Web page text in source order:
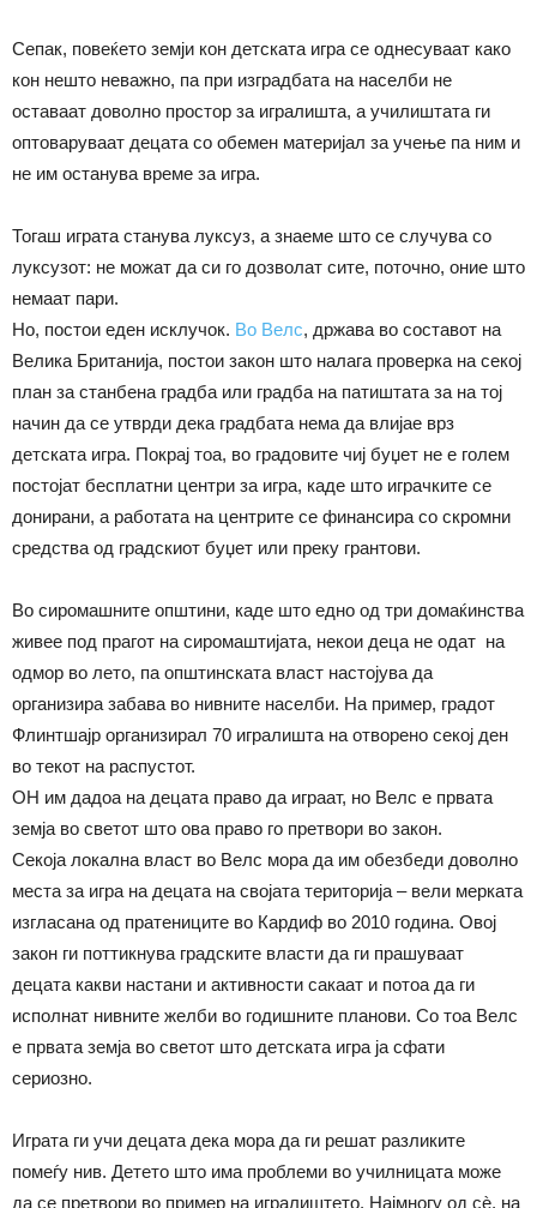
Сепак, повеќето земји кон детската игра се однесуваат како
кон нешто неважно, па при изградбата на населби не
оставаат доволно простор за игралишта, а училиштата ги
оптоваруваат децата со обемен материјал за учење па ним и
не им останува време за игра.
Тогаш играта станува луксуз, а знаеме што се случува со
луксузот: не можат да си го дозволат сите, поточно, оние што
немаат пари.
Но, постои еден исклучок. Во Велс, држава во составот на
Велика Британија, постои закон што налага проверка на секој
план за станбена градба или градба на патиштата за на тој
начин да се утврди дека градбата нема да влијае врз
детската игра. Покрај тоа, во градовите чиј буџет не е голем
постојат бесплатни центри за игра, каде што играчките се
донирани, а работата на центрите се финансира со скромни
средства од градскиот буџет или преку грантови.
Во сиромашните општини, каде што едно од три домаќинства
живее под прагот на сиромаштијата, некои деца не одат на
одмор во лето, па општинската власт настојува да
организира забава во нивните населби. На пример, градот
Флинтшајр организирал 70 игралишта на отворено секој ден
во текот на распустот.
ОН им дадоа на децата право да играат, но Велс е првата
земја во светот што ова право го претвори во закон.
Секоја локална власт во Велс мора да им обезбеди доволно
места за игра на децата на својата територија – вели мерката
изгласана од пратениците во Кардиф во 2010 година. Овој
закон ги поттикнува градските власти да ги прашуваат
децата какви настани и активности сакаат и потоа да ги
исполнат нивните желби во годишните планови. Со тоа Велс
е првата земја во светот што детската игра ја сфати
сериозно.
Играта ги учи децата дека мора да ги решат разликите
помеѓу нив. Детето што има проблеми во училницата може
да се претвори во пример на игралиштето. Најмногу од сѐ, на